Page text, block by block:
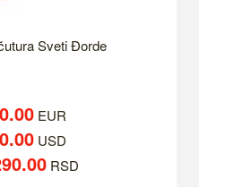
Sveti Đorde
EUR
USD
RSD